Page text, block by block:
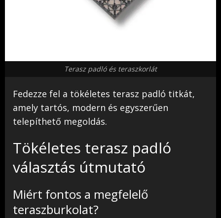
Terasz padló és teraszkorlát
Fedezze fel a tökéletes terasz padló titkát,
amely tartós, modern és egyszerűen
telepíthető megoldás.
Tökéletes terasz padló
választás útmutató
Miért fontos a megfelelő
teraszburkolat?